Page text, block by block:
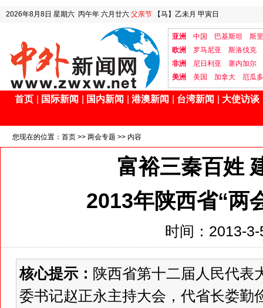
2026年8月8日 星期六 丙午年 六月廿六 父亲节 【马】乙未月 甲寅日
亚洲 中国 巴基斯坦
斯
欧洲
罗马尼亚
斯洛伐克
非洲
尼日利亚
塞内加尔
美洲
美国 加拿大 厄瓜
首页 国际新闻 国内新闻 港澳新闻 台湾新闻 大使访谈
您现在的位置： 首页 >> 两会专题 >> 内容
富裕三秦百姓
2013年陕西省“两
时间：2013-
核心提示： 陕西省第十二届人民代表
委书记赵正永主持大会，代省长娄勤